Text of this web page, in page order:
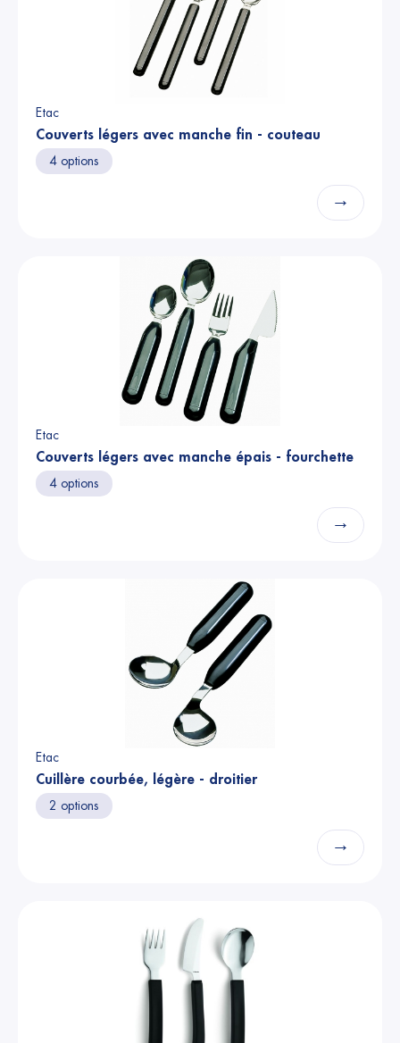
Etac
Couverts légers avec manche fin - couteau
4 options
→
Etac
Couverts légers avec manche épais - fourchette
4 options
→
Etac
Cuillère courbée, légère - droitier
2 options
→